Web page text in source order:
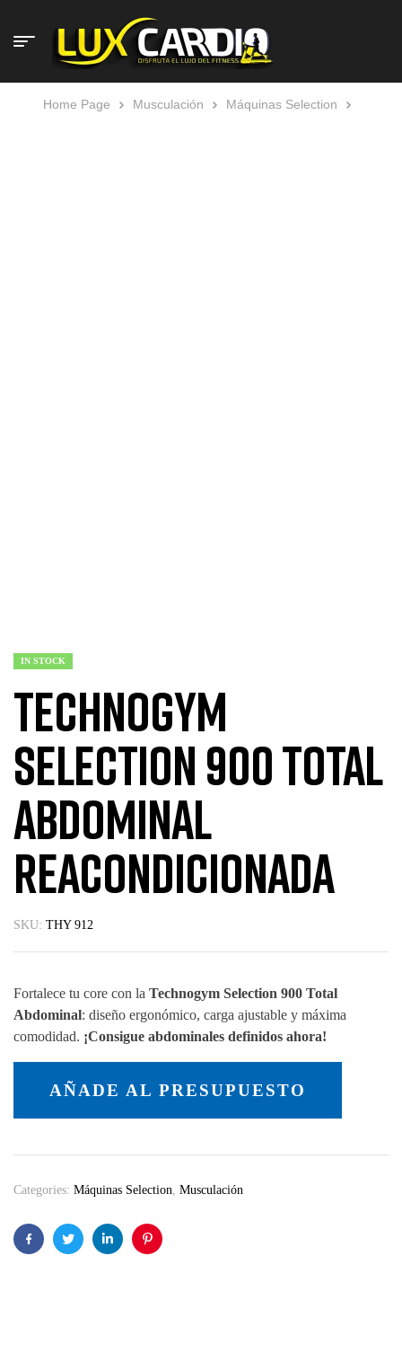
Home Page Musculación
Máquinas Selection
IN STOCK
Technogym
Selection 900 Total
Abdominal
Reacondicionada
SKU: THY 912
Fortalece tu core con la Technogym Selection 900 Total
Abdominal: diseño ergonómico, carga ajustable y máxima
comodidad. ¡Consigue abdominales definidos ahora!
AÑADE AL PRESUPUESTO
Categories: Máquinas Selection, Musculación
FacebookTwitter LinkedinPinterest